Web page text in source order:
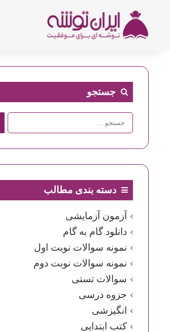
جستجو
دسته بندی مطالب
آزمون آزمایشی
دانلود گام به گام
نمونه سوالات نوبت اول
نمونه سوالات نوبت دوم
سوالات تستی
جزوه درسی
انگیزشی
کتب ابتدایی